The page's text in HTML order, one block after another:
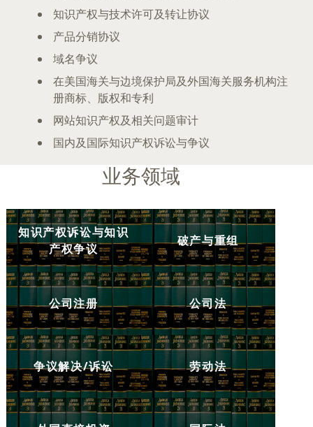
知识产权与技术许可及转让协议
产品分销协议
域名争议
在美国海关与边境保护局及外国海关服务机构注
册商标、版权和专利
网站知识产权及相关问题审计
国内及国际知识产权诉讼与争议
业务领域
知识产权诉讼与知识
产权争议
破产与重组
公司注册 公司法
争议解决/诉讼 劳动法